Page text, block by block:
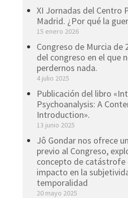
XI Jornadas del Centro
Madrid. ¿Por qué la
15 enero 2026
Congreso de Murcia de
del congreso en el que
perdernos nada.
4 julio 2025
Publicación del libro
Psychoanalysis: A
Introduction».
13 junio 2025
Jô Gondar nos ofrece
previo al Congreso,
concepto de catástrofe
impacto en la
temporalidad
20 mayo 2025